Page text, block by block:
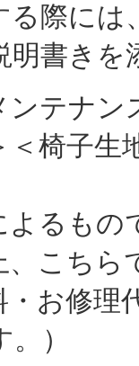
る際には
明書きを
ンテナ
＜椅子
よるもの
、こち
・お修理
）